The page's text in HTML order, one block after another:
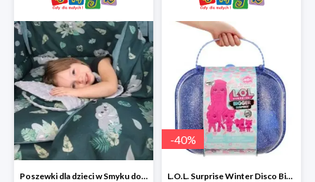
Poszewki dla dzieci w Smyku do -45%
-40%
L.O.L. Surprise Winter Disco Bigger Surprise Zestaw laleczek w walizce -40%